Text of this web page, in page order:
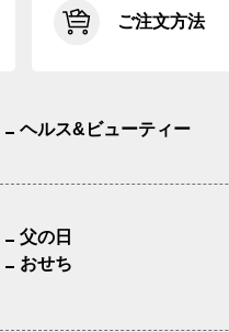
ご注文方法
ヘルス&ビューティー
父の日
おせち